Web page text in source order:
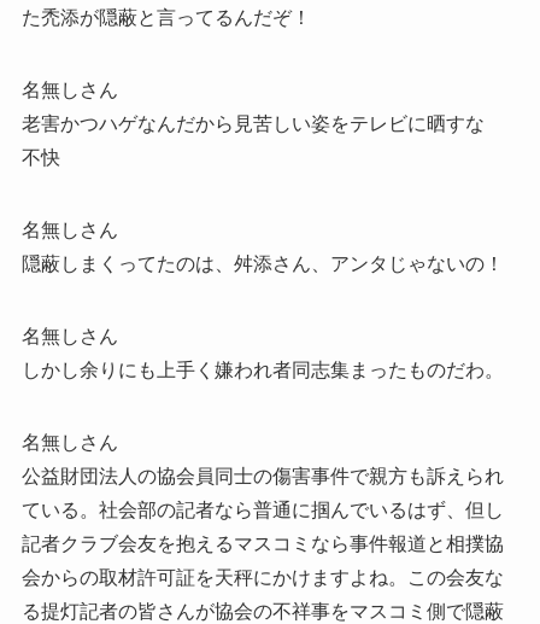
た禿添が隠蔽と言ってるんだぞ！
名無しさん
老害かつハゲなんだから見苦しい姿をテレビに晒すな
不快
名無しさん
隠蔽しまくってたのは、舛添さん、アンタじゃないの！
名無しさん
しかし余りにも上手く嫌われ者同志集まったものだわ。
名無しさん
公益財団法人の協会員同士の傷害事件で親方も訴えられ
ている。社会部の記者なら普通に掴んでいるはず、但し
記者クラブ会友を抱えるマスコミなら事件報道と相撲協
会からの取材許可証を天秤にかけますよね。この会友な
る提灯記者の皆さんが協会の不祥事をマスコミ側で隠蔽